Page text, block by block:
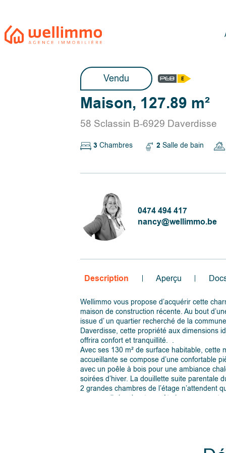
Vendu
Maison, 127.89 m²
58 Sclassin B-6929 Daverdisse
3 Chambres 2 Salle de bain
0474 494 417
nancy@wellimmo.be
Description Aperçu
Wellimmo vous propose d’acquérir cette
maison de construction récente. Au bout
issue d’ un quartier recherché de la
Daverdisse, cette propriété aux dimensions
offrira confort et tranquillité. .
Avec ses 130 m² de surface habitable, cette
accueillante se compose d’une confortable
avec un poêle à bois pour une ambiance
soirées d’hiver. La douillette suite parentale
2 grandes chambres de l’étage n’attendent
personnalisées à votre goût . Le garage est
préservant ainsi votre intimité. Le jardin